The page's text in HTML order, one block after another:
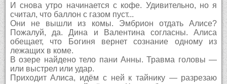
И снова утро начинается с кофе. Удивительно, но я
считал, что баллон с газом пуст...
Они не вышли из комы. Эмбрион отдать Алисе?
Пожалуй, да. Дина и Валентина согласны. Алиса
обещает, что Богиня вернет сознание одному из
лежащих в коме.
В озере найдено тело пани Анны. Травма головы —
или выстрел или удар.
Приходит Алиса, идём с ней к тайнику — разрезаю